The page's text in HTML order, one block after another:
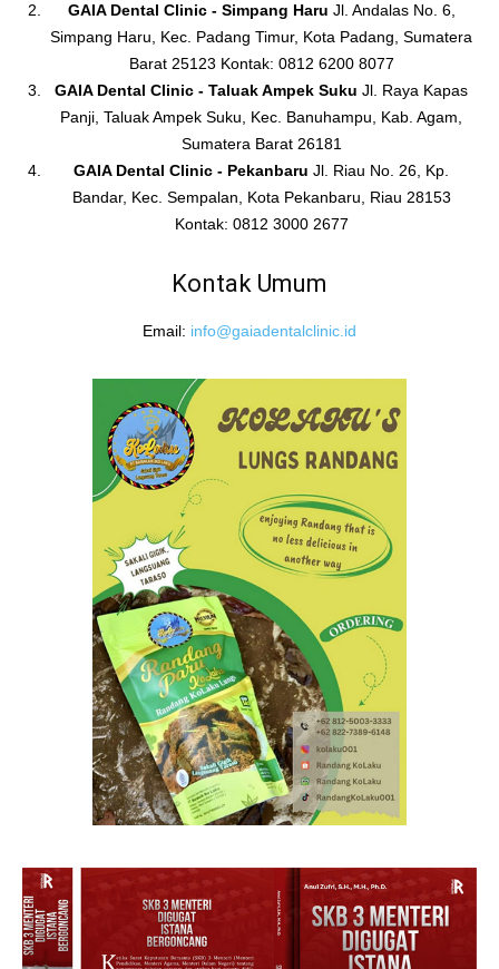
GAIA Dental Clinic - Simpang Haru Jl. Andalas No. 6,
Simpang Haru, Kec. Padang Timur, Kota Padang, Sumatera
Barat 25123 Kontak: 0812 6200 8077
GAIA Dental Clinic - Taluak Ampek Suku Jl. Raya Kapas
Panji, Taluak Ampek Suku, Kec. Banuhampu, Kab. Agam,
Sumatera Barat 26181
GAIA Dental Clinic - Pekanbaru Jl. Riau No. 26, Kp.
Bandar, Kec. Sempalan, Kota Pekanbaru, Riau 28153
Kontak: 0812 3000 2677
Kontak Umum
Email: info@gaiadentalclinic.id